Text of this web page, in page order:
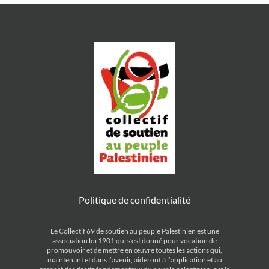
Politique de confidentialité
Le Collectif 69 de soutien au peuple Palestinien est une
association loi 1901 qui s’est donné pour vocation de
promouvoir et de mettre en œuvre toutes les actions qui,
maintenant et dans l’avenir, aideront à l’application et au